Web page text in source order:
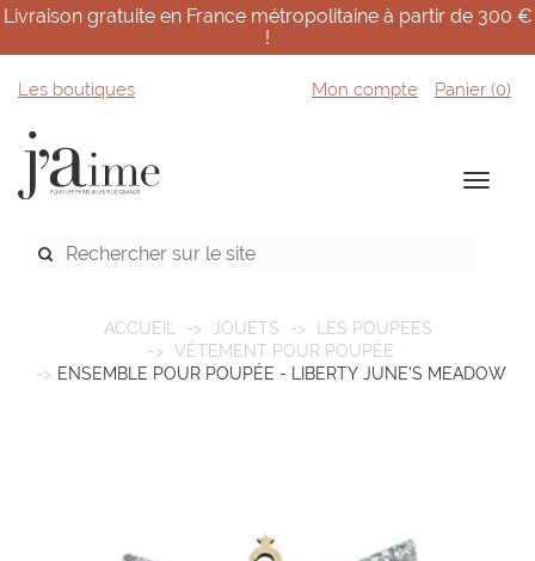
Livraison gratuite en France métropolitaine à partir de 300 €
!
Les boutiques Mon compte Panier (0)
ACCUEIL JOUETS
LES POUPÉES
VÊTEMENT POUR POUPÉE
ENSEMBLE POUR POUPÉE - LIBERTY JUNE'S MEADOW